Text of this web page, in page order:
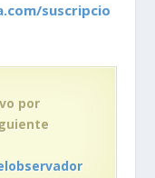
suscripcio
por